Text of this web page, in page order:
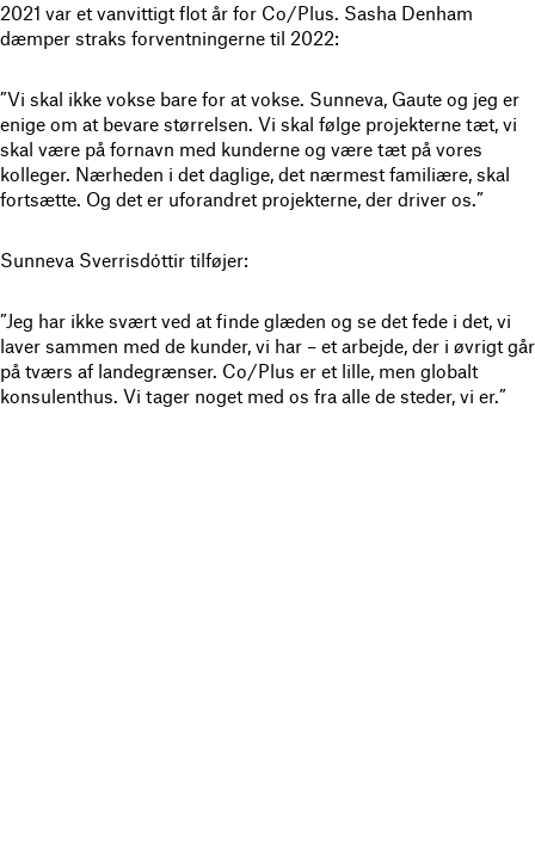
2021 var et vanvittigt flot år for Co/Plus. Sasha Denham
dæmper straks forventningerne til 2022:
”Vi skal ikke vokse bare for at vokse. Sunneva, Gaute og jeg er
enige om at bevare størrelsen. Vi skal følge projekterne tæt, vi
skal være på fornavn med kunderne og være tæt på vores
kolleger. Nærheden i det daglige, det nærmest familiære, skal
fortsætte. Og det er uforandret projekterne, der driver os.”
Sunneva Sverrisdóttir tilføjer:
”Jeg har ikke svært ved at finde glæden og se det fede i det, vi
laver sammen med de kunder, vi har – et arbejde, der i øvrigt går
på tværs af landegrænser. Co/Plus er et lille, men globalt
konsulenthus. Vi tager noget med os fra alle de steder, vi er.”